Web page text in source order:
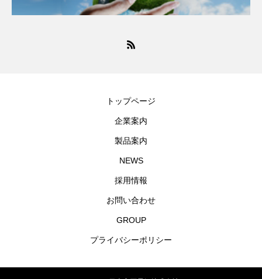
トップページ
企業案内
製品案内
NEWS
採用情報
お問い合わせ
GROUP
プライバシーポリシー